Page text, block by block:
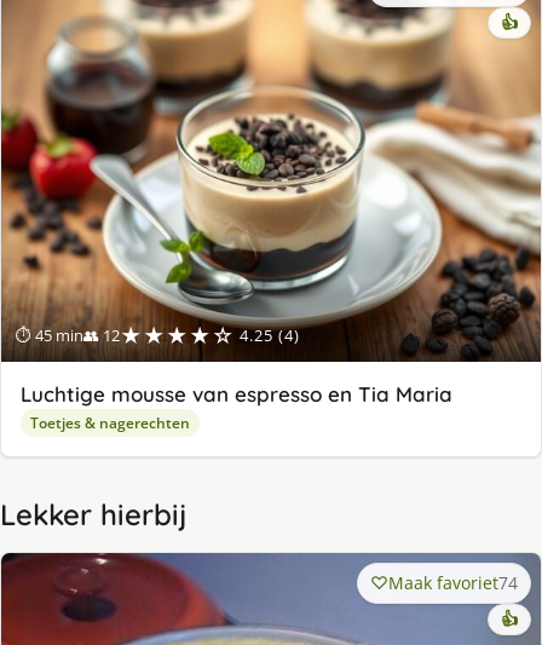
⏱ 45 min👥 12★★★★☆ 4.25 (4)
👍
Luchtige mousse van espresso en Tia Maria
Toetjes & nagerechten
Lekker hierbij
Maak favoriet74
👍